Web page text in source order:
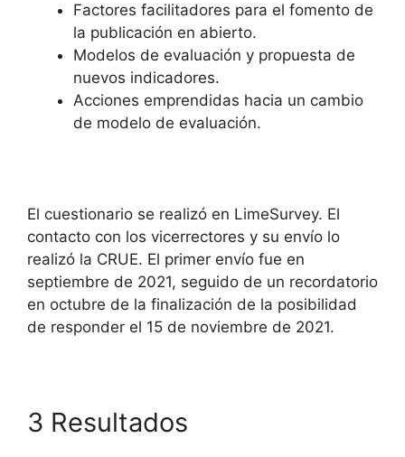
Factores facilitadores para el fomento de
la publicación en abierto.
Modelos de evaluación y propuesta de
nuevos indicadores.
Acciones emprendidas hacia un cambio
de modelo de evaluación.
El cuestionario se realizó en LimeSurvey. El
contacto con los vicerrectores y su envío lo
realizó la CRUE. El primer envío fue en
septiembre de 2021, seguido de un recordatorio
en octubre de la finalización de la posibilidad
de responder el 15 de noviembre de 2021.
3 Resultados